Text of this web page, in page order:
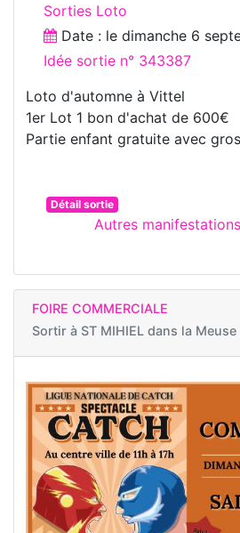
Sorties Loto
Date : le dimanche 6
Idée sortie n° 343387
Loto d'automne à Vittel
1er Lot 1 bon d'achat de 600€
Partie enfant gratuite avec
Détail sortie
Autres
FOIRE COMMERCIALE
Sortir à ST MIHIEL dans la Meuse